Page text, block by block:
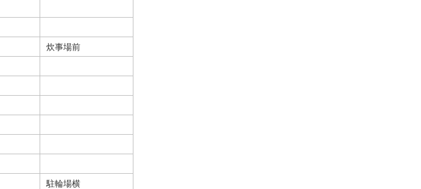
炊事場前
駐輪場横